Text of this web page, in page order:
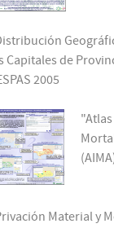
Capitales de
2005
Material y